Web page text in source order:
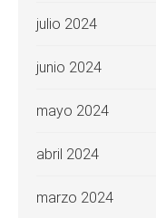
julio 2024
junio 2024
mayo 2024
abril 2024
marzo 2024